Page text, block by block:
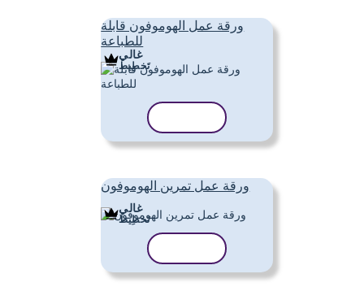
ورقة عمل الهوموفون قابلة
للطباعة
غالي
تَخطِيط
ورقة عمل تمرين الهوموفون
غالي
تَخطِيط